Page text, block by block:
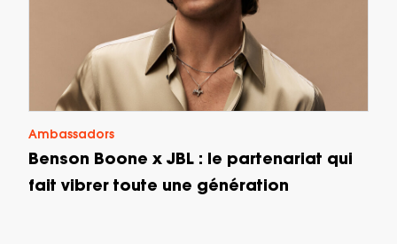
Ambassadors
Benson Boone x JBL : le partenariat qui
fait vibrer toute une génération